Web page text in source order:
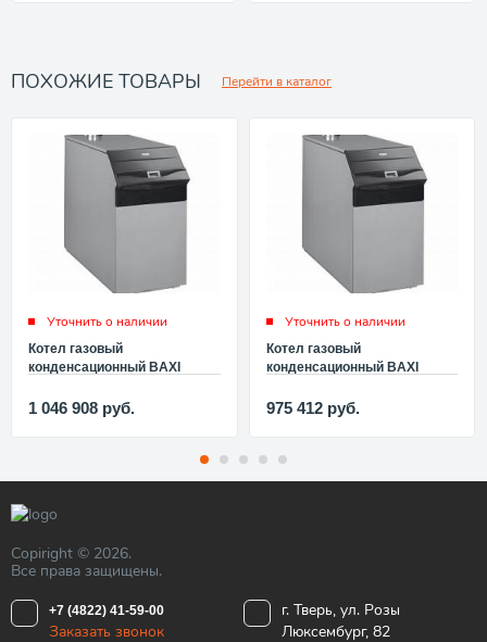
ПОХОЖИЕ ТОВАРЫ Перейти в каталог
Уточнить о наличии
Котел газовый
конденсационный BAXI
1 046 908 руб.
Уточнить о наличии
Котел газовый
конденсационный BAXI
975 412 руб.
Copiright © 2026.
Все права защищены.
+7 (4822) 41-59-00
Заказать звонок
г. Тверь, ул. Розы
Люксембург, 82